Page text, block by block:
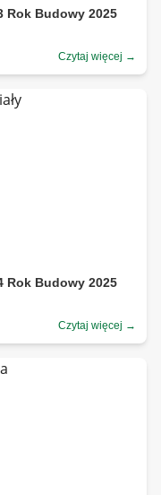
Rok Budowy 2025
Czytaj więcej →
Rok Budowy 2025
Czytaj więcej →